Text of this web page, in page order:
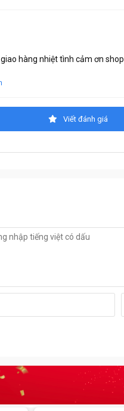
hàng nhiệt tình cảm ơn shop
Viết đánh giá